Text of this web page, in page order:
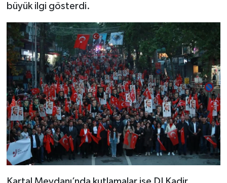
büyük ilgi gösterdi.